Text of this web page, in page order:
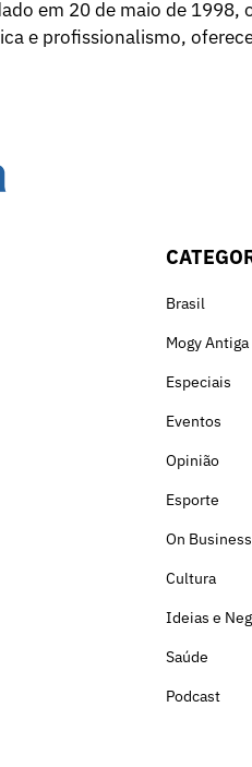
em 20 de maio de
e profissionalismo,
Brasil
Mogy Antiga
Especiais
Eventos
Opinião
Esporte
On Business
Cultura
Ideias e
Saúde
Podcast